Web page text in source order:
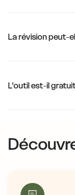
La révision peut-
L'outil est-il